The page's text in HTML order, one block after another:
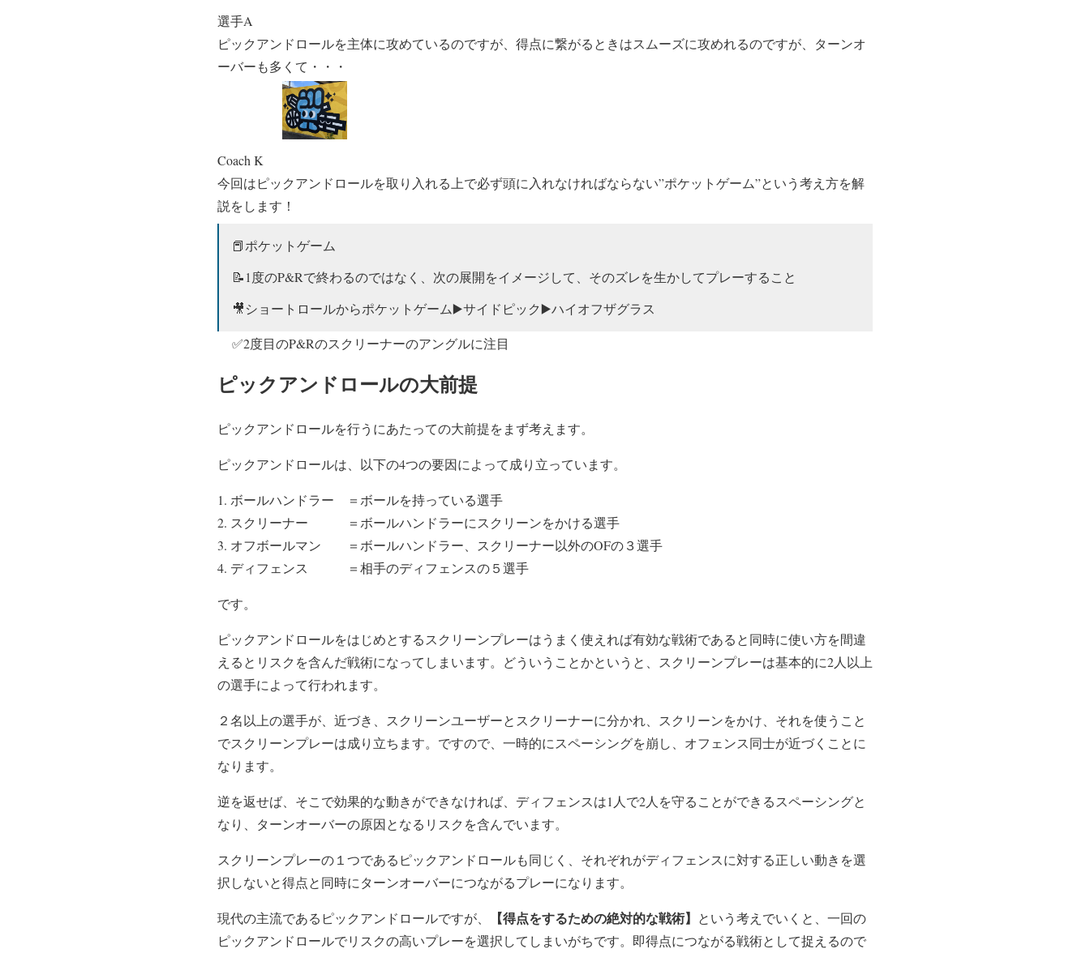
選手A
ピックアンドロールを主体に攻めているのですが、得点に繋がるときはスムーズに攻めれるのですが、ターンオ
ーバーも多くて・・・
Coach K
今回はピックアンドロールを取り入れる上で必ず頭に入れなければならない”ポケットゲーム”という考え方を解
説をします！
📕ポケットゲーム
📝1度のP&Rで終わるのではなく、次の展開をイメージして、そのズレを生かしてプレーすること
🎥ショートロールからポケットゲーム▶️サイドピック▶️ハイオフザグラス
✅2度目のP&Rのスクリーナーのアングルに注目
✅ディフェンスの向きに合わせ、フラットスクリーンへチェンジ
ピックアンドロールの大前提
ピックアンドロールを行うにあたっての大前提をまず考えます。
ピックアンドロールは、以下の4つの要因によって成り立っています。
ボールハンドラー ＝ボールを持っている選手
スクリーナー ＝ボールハンドラーにスクリーンをかける選手
オフボールマン ＝ボールハンドラー、スクリーナー以外のOFの３選手
ディフェンス ＝相手のディフェンスの５選手
です。
ピックアンドロールをはじめとするスクリーンプレーはうまく使えれば有効な戦術であると同時に使い方を間違
えるとリスクを含んだ戦術になってしまいます。どういうことかというと、スクリーンプレーは基本的に2人以上
の選手によって行われます。
２名以上の選手が、近づき、スクリーンユーザーとスクリーナーに分かれ、スクリーンをかけ、それを使うこと
でスクリーンプレーは成り立ちます。ですので、一時的にスペーシングを崩し、オフェンス同士が近づくことに
なります。
逆を返せば、そこで効果的な動きができなければ、ディフェンスは1人で2人を守ることができるスペーシングと
なり、ターンオーバーの原因となるリスクを含んでいます。
スクリーンプレーの１つであるピックアンドロールも同じく、それぞれがディフェンスに対する正しい動きを選
択しないと得点と同時にターンオーバーにつながるプレーになります。
現代の主流であるピックアンドロールですが、 【得点をするための絶対的な戦術】 という考えでいくと、一回の
ピックアンドロールでリスクの高いプレーを選択してしまいがちです。即得点につながる戦術として捉えるので